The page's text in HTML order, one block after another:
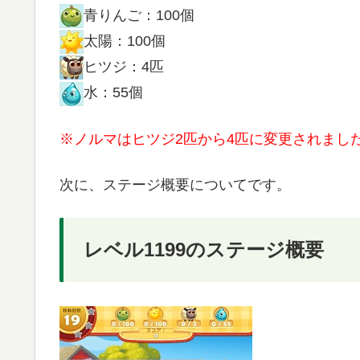
青りんご：100個
太陽：100個
ヒツジ：4匹
水：55個
※ノルマはヒツジ2匹から4匹に変更されまし
次に、ステージ概要についてです。
レベル1199のステージ概要